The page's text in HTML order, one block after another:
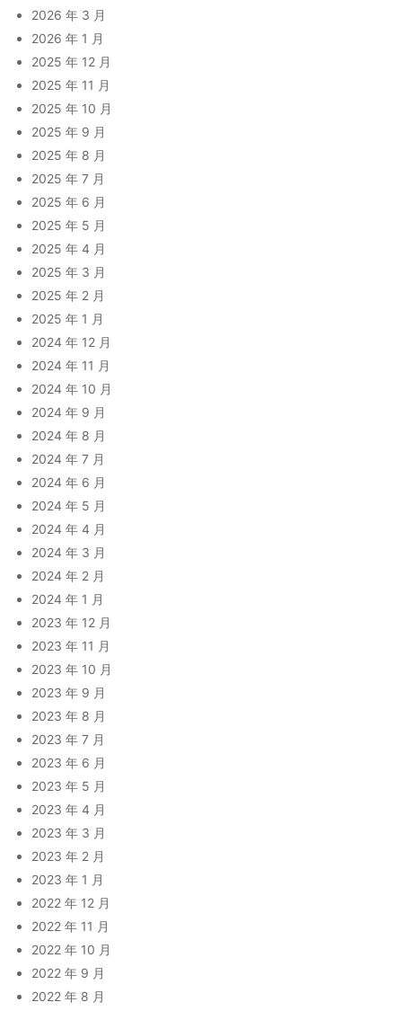
2026 年 3 月
2026 年 1 月
2025 年 12 月
2025 年 11 月
2025 年 10 月
2025 年 9 月
2025 年 8 月
2025 年 7 月
2025 年 6 月
2025 年 5 月
2025 年 4 月
2025 年 3 月
2025 年 2 月
2025 年 1 月
2024 年 12 月
2024 年 11 月
2024 年 10 月
2024 年 9 月
2024 年 8 月
2024 年 7 月
2024 年 6 月
2024 年 5 月
2024 年 4 月
2024 年 3 月
2024 年 2 月
2024 年 1 月
2023 年 12 月
2023 年 11 月
2023 年 10 月
2023 年 9 月
2023 年 8 月
2023 年 7 月
2023 年 6 月
2023 年 5 月
2023 年 4 月
2023 年 3 月
2023 年 2 月
2023 年 1 月
2022 年 12 月
2022 年 11 月
2022 年 10 月
2022 年 9 月
2022 年 8 月